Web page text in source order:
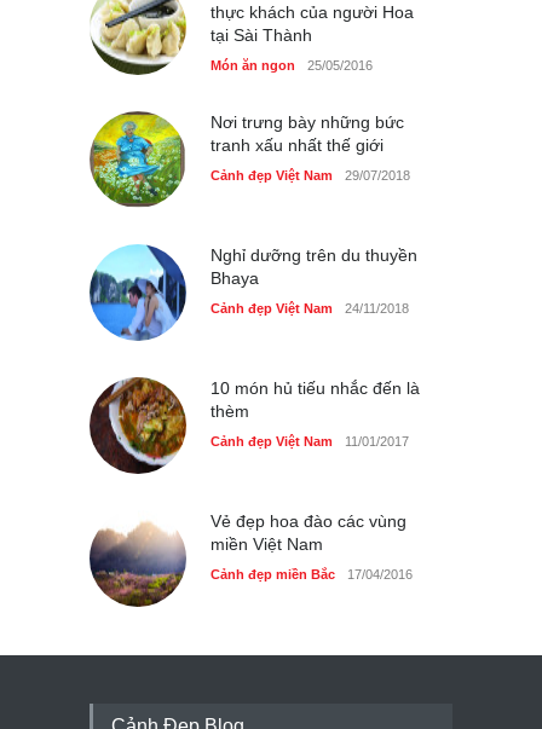
Những món ăn đồng quê
dân dã ở Sài Gòn
thực khách của người Hoa
tại Sài Thành
Món ăn ngon 25/05/2016
Nơi trưng bày những bức
tranh xấu nhất thế giới
Cảnh đẹp Việt Nam 29/07/2018
Nghỉ dưỡng trên du thuyền
Bhaya
Cảnh đẹp Việt Nam 24/11/2018
10 món hủ tiếu nhắc đến là
thèm
Cảnh đẹp Việt Nam 11/01/2017
Vẻ đẹp hoa đào các vùng
miền Việt Nam
Cảnh đẹp miền Bắc 17/04/2016